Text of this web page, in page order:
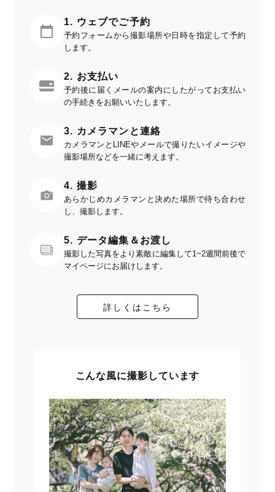
1. ウェブでご予約
予約フォームから撮影場所や日時を指定して予約
します。
2. お支払い
予約後に届くメールの案内にしたがってお支払い
の手続きをお願いいたします。
3. カメラマンと連絡
カメラマンとLINEやメールで撮りたいイメージや
撮影場所などを一緒に考えます。
4. 撮影
あらかじめカメラマンと決めた場所で待ち合わせ
し、撮影します。
5. データ編集＆お渡し
撮影した写真をより素敵に編集して1~2週間前後で
マイページにお届けします。
詳しくはこちら
こんな風に撮影しています